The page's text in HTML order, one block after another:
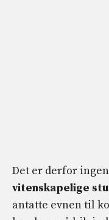
Det er derfor
vitenskapelige
antatte evnen til